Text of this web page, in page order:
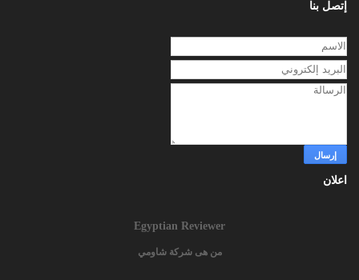
إتصل بنا
اعلان
Egyptian Reviewer
من هى شركة شاومي